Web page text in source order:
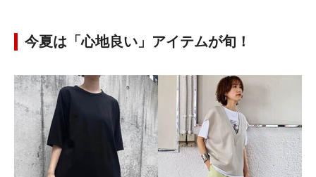
今夏は「心地良い」アイテムが旬！